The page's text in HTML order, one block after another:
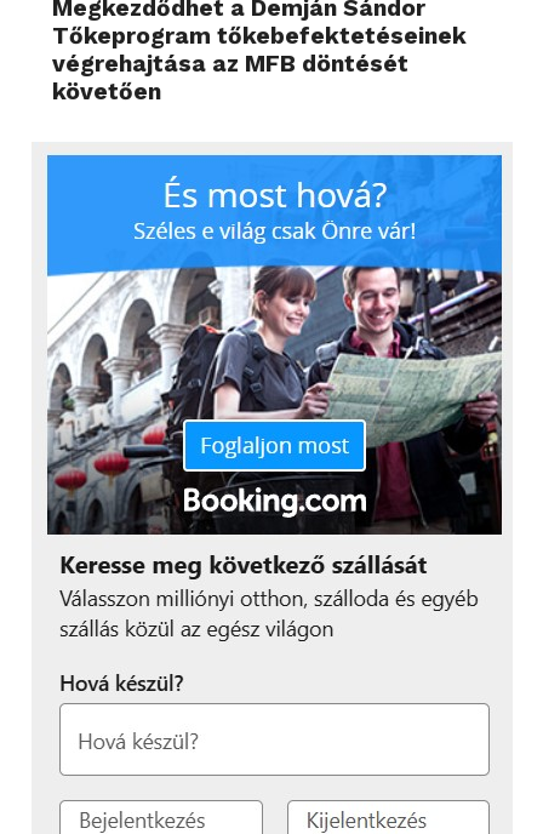
Megkezdődhet a Demján Sándor
Tőkeprogram tőkebefektetéseinek
végrehajtása az MFB döntését
követően